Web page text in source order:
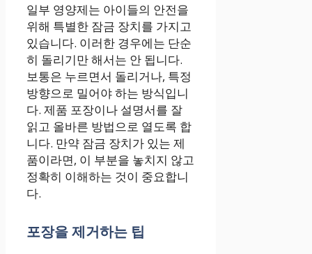
일부 영양제는 아이들의 안전을
위해 특별한 잠금 장치를 가지고
있습니다. 이러한 경우에는 단순
히 돌리기만 해서는 안 됩니다.
보통은 누르면서 돌리거나, 특정
방향으로 밀어야 하는 방식입니
다. 제품 포장이나 설명서를 잘
읽고 올바른 방법으로 열도록 합
니다. 만약 잠금 장치가 있는 제
품이라면, 이 부분을 놓치지 않고
정확히 이해하는 것이 중요합니
다.
포장을 제거하는 팁